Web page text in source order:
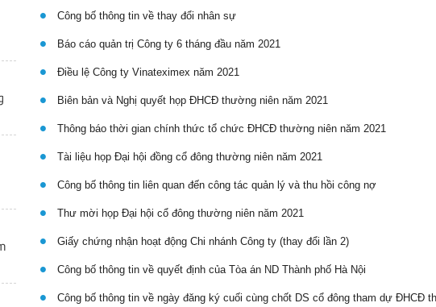
Công bố thông tin về thay đổi nhân sự
Báo cáo quản trị Công ty 6 tháng đầu năm 2021
Điều lệ Công ty Vinateximex năm 2021
Biên bản và Nghị quyết họp ĐHCĐ thường niên năm 2021
Thông báo thời gian chính thức tổ chức ĐHCĐ thường niên năm 2021
Tài liệu họp Đại hội đồng cổ đông thường niên năm 2021
Công bố thông tin liên quan đến công tác quản lý và thu hồi công nợ
Thư mời họp Đại hội cổ đông thường niên năm 2021
Giấy chứng nhận hoạt động Chi nhánh Công ty (thay đổi lần 2)
Công bố thông tin về quyết định của Tòa án ND Thành phố Hà Nội
Công bố thông tin về ngày đăng ký cuối cùng chốt DS cổ đông tham dự ĐHCĐ